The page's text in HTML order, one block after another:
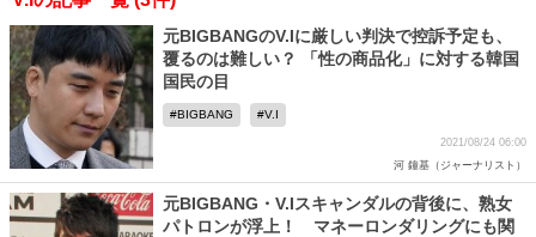
元BIGBANGのV.Iに厳しい判決で控訴予定も、
覆るのは難しい？ 「性の商品化」に対する韓国
国民の目
BIGBANG V.I
2021/08/24 06:00
河 鐘基（ジャーナリスト）
元BIGBANG・V.Iスキャンダルの背後に、熟女
パトロンが浮上！ マネーロンダリングにも関